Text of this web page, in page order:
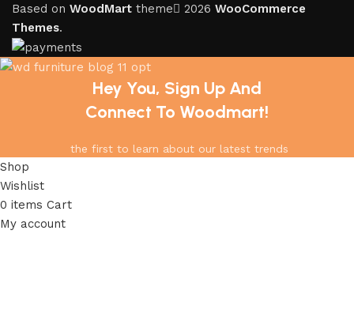
Based on WoodMart theme 2026 WooCommerce
Themes.
Hey You, Sign Up And
Connect To Woodmart!
the first to learn about our latest trends
Shop
Wishlist
0 items Cart
My account